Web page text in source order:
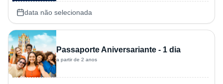
data não selecionada
Passaporte Aniversariante - 1 dia
a partir de 2 anos